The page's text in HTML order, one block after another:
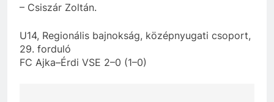
– Csiszár Zoltán.
U14, Regionális bajnokság, középnyugati csoport,
29. forduló
FC Ajka–Érdi VSE 2–0 (1–0)